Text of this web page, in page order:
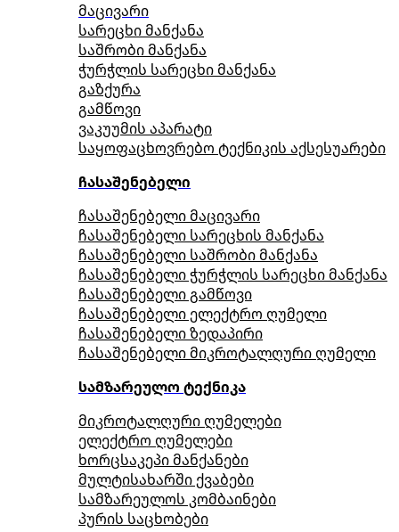
მაცივარი
სარეცხი მანქანა
საშრობი მანქანა
ჭურჭლის სარეცხი მანქანა
გაზქურა
გამწოვი
ვაკუუმის აპარატი
საყოფაცხოვრებო ტექნიკის აქსესუარები
ჩასაშენებელი
ჩასაშენებელი მაცივარი
ჩასაშენებელი სარეცხის მანქანა
ჩასაშენებელი საშრობი მანქანა
ჩასაშენებელი ჭურჭლის სარეცხი მანქანა
ჩასაშენებელი გამწოვი
ჩასაშენებელი ელექტრო ღუმელი
ჩასაშენებელი ზედაპირი
ჩასაშენებელი მიკროტალღური ღუმელი
სამზარეულო ტექნიკა
მიკროტალღური ღუმელები
ელექტრო ღუმელები
ხორცსაკეპი მანქანები
მულტისახარში ქვაბები
სამზარეულოს კომბაინები
პურის საცხობები